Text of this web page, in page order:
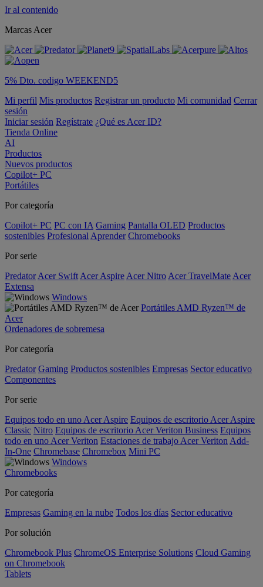
Ir al contenido
Marcas Acer
5% Dto. codigo WEEKEND5
Mi perfil Mis productos Registrar un producto Mi comunidad Cerrar
sesión
Iniciar sesión Regístrate ¿Qué es Acer ID?
Tienda Online
AI
Productos
Nuevos productos
Copilot+ PC
Portátiles
Por categoría
Copilot+ PC PC con IA Gaming Pantalla OLED Productos
sostenibles Profesional Aprender Chromebooks
Por serie
Predator Acer Swift Acer Aspire Acer Nitro Acer TravelMate Acer
Extensa
Windows
Portátiles AMD Ryzen™ de
Acer
Ordenadores de sobremesa
Por categoría
Predator Gaming Productos sostenibles Empresas Sector educativo
Componentes
Por serie
Equipos todo en uno Acer Aspire Equipos de escritorio Acer Aspire
Classic Nitro Equipos de escritorio Acer Veriton Business Equipos
todo en uno Acer Veriton Estaciones de trabajo Acer Veriton Add-
In-One Chromebase Chromebox Mini PC
Windows
Chromebooks
Por categoría
Empresas Gaming en la nube Todos los días Sector educativo
Por solución
Chromebook Plus ChromeOS Enterprise Solutions Cloud Gaming
on Chromebook
Tablets